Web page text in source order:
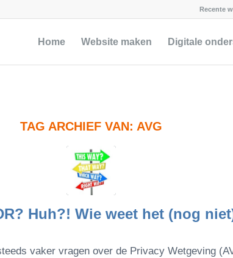
Recente
Home Website maken Digitale
TAG ARCHIEF VAN: AVG
Huh?! Wie weet het (nog
vaker vragen over de Privacy Wetgeving